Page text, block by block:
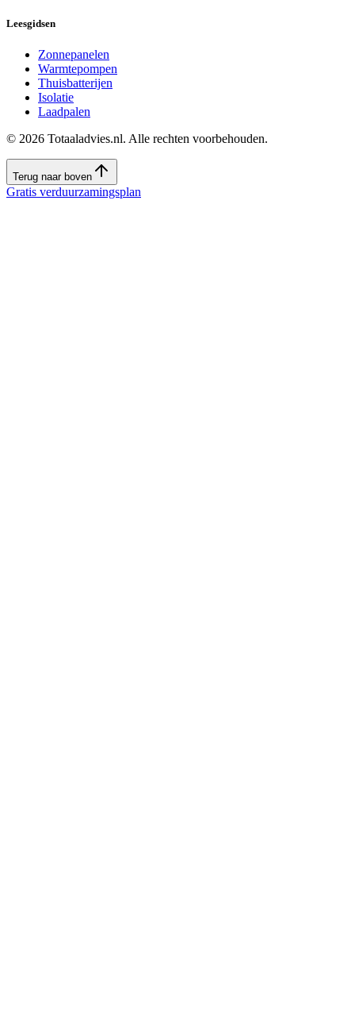
Leesgidsen
Zonnepanelen
Warmtepompen
Thuisbatterijen
Isolatie
Laadpalen
© 2026 Totaaladvies.nl. Alle rechten voorbehouden.
Terug naar boven
Gratis verduurzamingsplan